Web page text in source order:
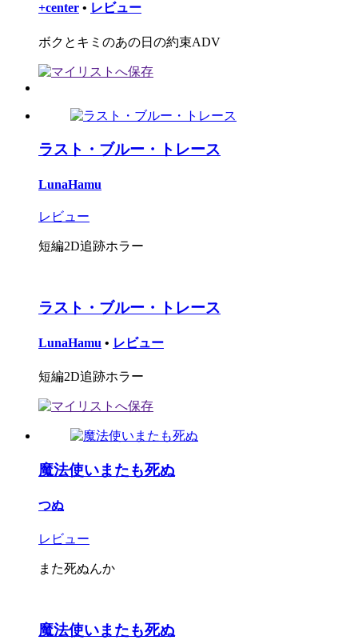
+center • レビュー
ボクとキミのあの日の約束ADV
ラスト・ブルー・トレース
LunaHamu
レビュー
短編2D追跡ホラー
ラスト・ブルー・トレース
LunaHamu • レビュー
短編2D追跡ホラー
魔法使いまたも死ぬ
つぬ
レビュー
また死ぬんか
魔法使いまたも死ぬ